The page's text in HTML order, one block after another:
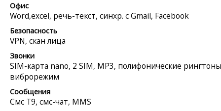
Офис
Word,excel, речь-текст, синхр. с Gmail, Facebook
Безопасность
VPN, скан лица
Звонки
SIM-карта nano, 2 SIM, MP3, полифонические
виброрежим
Сообщения
Смс Т9, смс-чат, MMS